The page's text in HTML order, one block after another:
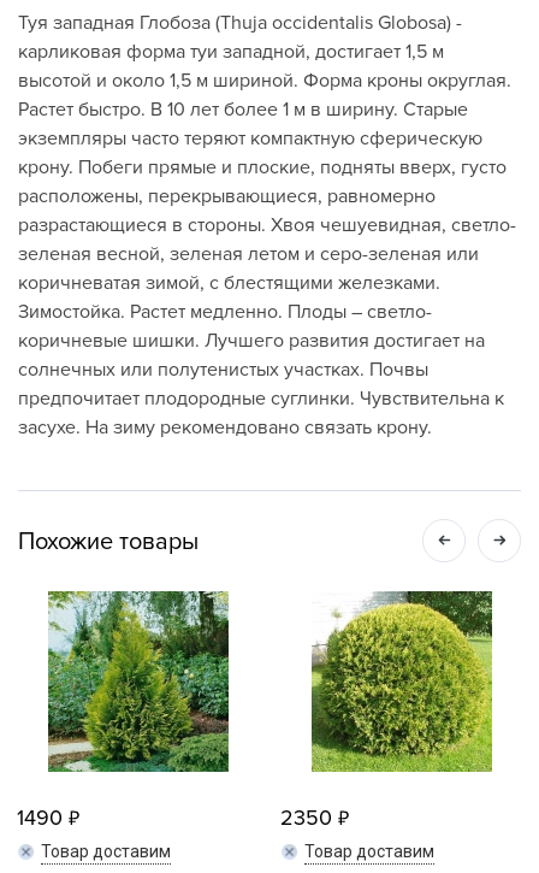
Туя западная Глобоза (Thuja occidentalis Globosa) -
карликовая форма туи западной, достигает 1,5 м
высотой и около 1,5 м шириной. Форма кроны округлая.
Растет быстро. В 10 лет более 1 м в ширину. Старые
экземпляры часто теряют компактную сферическую
крону. Побеги прямые и плоские, подняты вверх, густо
расположены, перекрывающиеся, равномерно
разрастающиеся в стороны. Хвоя чешуевидная, светло-
зеленая весной, зеленая летом и серо-зеленая или
коричневатая зимой, с блестящими железками.
Зимостойка. Растет медленно. Плоды – светло-
коричневые шишки. Лучшего развития достигает на
солнечных или полутенистых участках. Почвы
предпочитает плодородные суглинки. Чувствительна к
засухе. На зиму рекомендовано связать крону.
Похожие товары
1490
Товар доставим
2350
Товар доставим